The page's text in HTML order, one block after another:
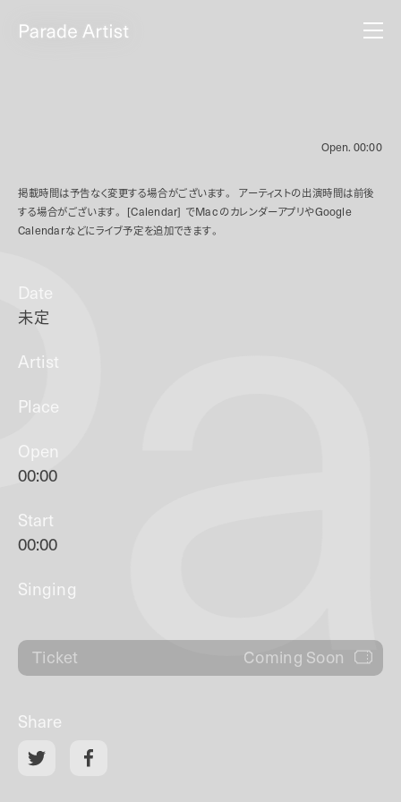
Open. 00:00
掲載時間は予告なく変更する場合がございます。
アーティストの出演時間は前後
する場合がございます。
[Calendar] でMacのカレンダーアプリやGoogle
Calendarなどにライブ予定を追加できます。
Date
未定
Artist
Place
Open
00:00
Start
00:00
Singing
Ticket Coming Soon
Share